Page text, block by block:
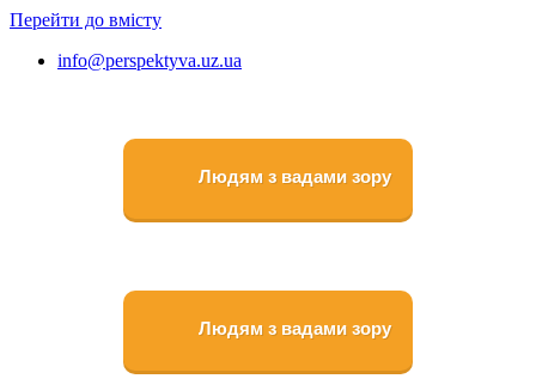
Перейти до вмісту
info@perspektyva.uz.ua
Людям з вадами зору
Людям з вадами зору